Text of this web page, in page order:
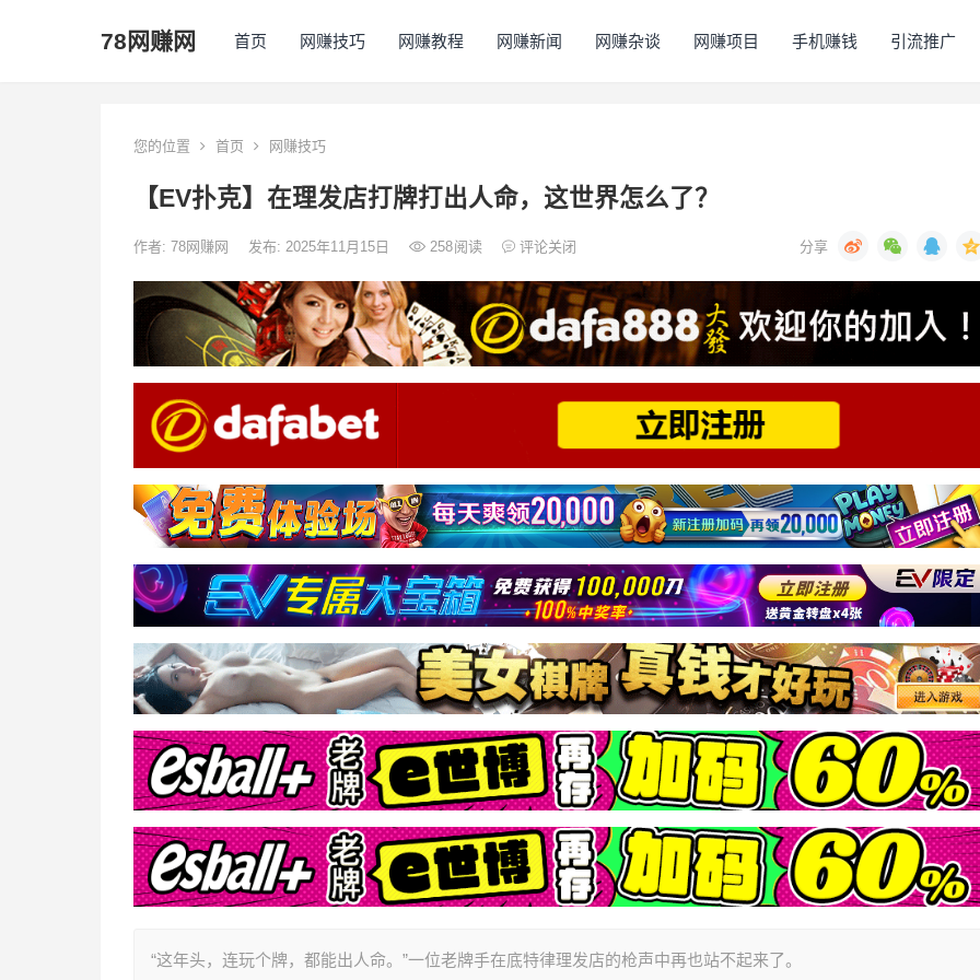
78网赚网 首页 网赚技巧 网赚教程 网赚新闻 网赚杂谈 网赚项目 手机赚钱 引流推广
您的位置 首页 网赚技巧
【EV扑克】在理发店打牌打出人命，这世界怎么了？
作者: 78网赚网 发布: 2025年11月15日 258阅读 评论关闭
“这年头，连玩个牌，都能出人命。”一位老牌手在底特律理发店的枪声中再也站不起来了。